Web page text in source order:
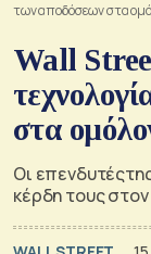
των αποδόσεων στα
Wall
στα
Οι
κέρδη τους